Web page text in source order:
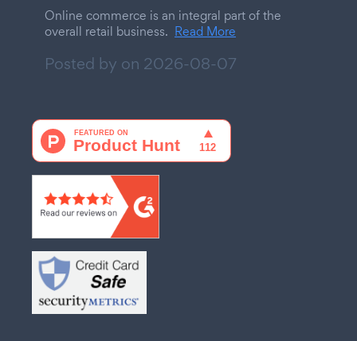
Online commerce is an integral part of the
overall retail business. Read More
Posted by on 2026-08-07